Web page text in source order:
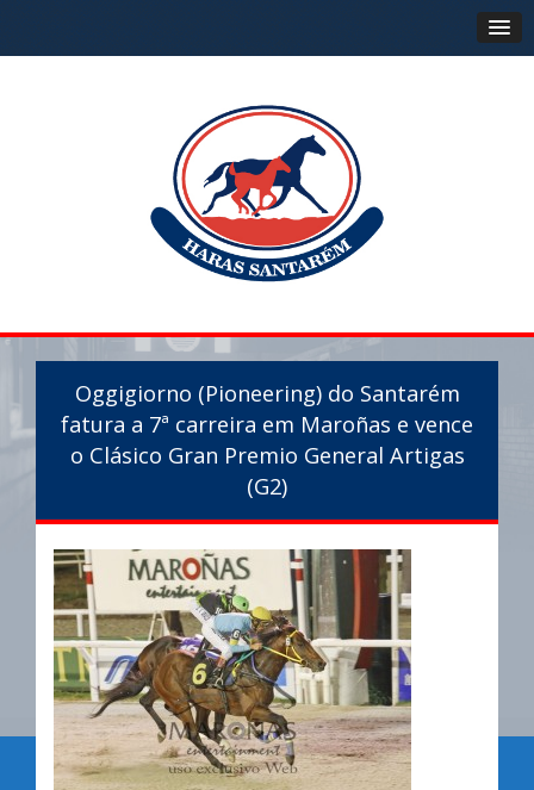
Oggigiorno (Pioneering) do Santarém
fatura a 7ª carreira em Maroñas e vence
o Clásico Gran Premio General Artigas
(G2)